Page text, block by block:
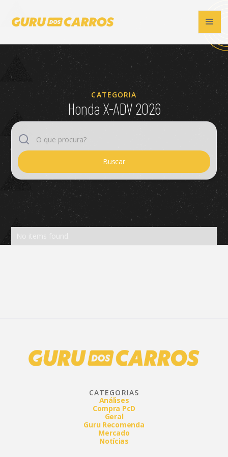
CATEGORIA
Honda X-ADV 2026
CATEGORIAS
Análises
Compra PcD
Geral
Guru Recomenda
Mercado
Notícias